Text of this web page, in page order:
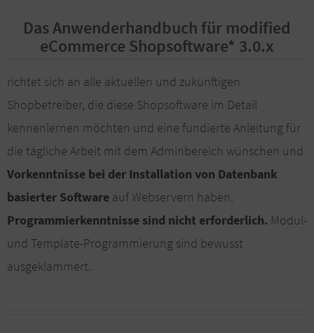
Das Anwenderhandbuch für modified
eCommerce Shopsoftware* 3.0.x
richtet sich an alle aktuellen und zukünftigen
Shopbetreiber, die diese Shopsoftware im Detail
kennenlernen möchten und eine fundierte Anleitung für
die tägliche Arbeit mit dem Adminbereich wünschen und
Vorkenntnisse bei der Installation von Datenbank
basierter Software auf Webservern haben.
Programmierkenntnisse sind nicht erforderlich. Modul-
und Template-Programmierung sind bewusst
ausgeklammert.